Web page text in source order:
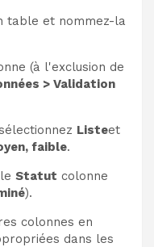
table et nommez-la
(à l'exclusion de
> Validation
Listeet
faible.
Statut colonne
).
colonnes en
dans les